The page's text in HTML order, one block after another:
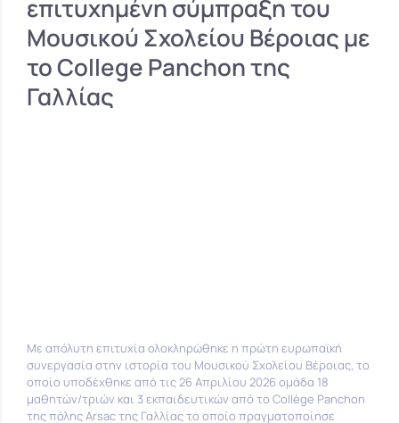
επιτυχημένη σύμπραξη του
Μουσικού Σχολείου Βέροιας με
το College Panchon της
Γαλλίας
Με απόλυτη επιτυχία ολοκληρώθηκε η πρώτη ευρωπαϊκή
συνεργασία στην ιστορία του Μουσικού Σχολείου Βέροιας, το
οποίο υποδέχθηκε από τις 26 Απριλίου 2026 ομάδα 18
μαθητών/τριών και 3 εκπαιδευτικών από το Collège Panchon
της πόλης Arsac της Γαλλίας το οποίο πραγματοποίησε